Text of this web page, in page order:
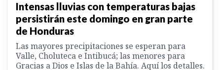
Intensas lluvias con temperaturas bajas
persistirán este domingo en gran parte
de Honduras
Las mayores precipitaciones se esperan para
Valle, Choluteca e Intibucá; las menores para
Gracias a Dios e Islas de la Bahía. Aquí los detalles.